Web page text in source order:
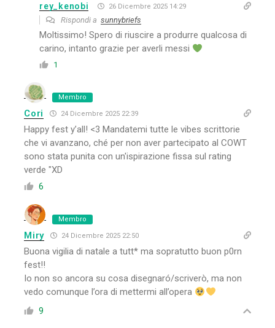
rey_kenobi 26 Dicembre 2025 14:29
Rispondi asunnybriefs
Moltissimo! Spero di riuscire a produrre qualcosa di
carino, intanto grazie per averli messi
1
Membro
Cori 24 Dicembre 2025 22:39
Happy fest y’all! <3 Mandatemi tutte le vibes scrittorie
che vi avanzano, ché per non aver partecipato al COWT
sono stata punita con un'ispirazione fissa sul rating
verde "XD
6
Membro
Miry 24 Dicembre 2025 22:50
Buona vigilia di natale a tutt* ma sopratutto buon p0rn
fest!!
Io non so ancora su cosa disegnaró/scriverò, ma non
vedo comunque l’ora di mettermi all’opera
9